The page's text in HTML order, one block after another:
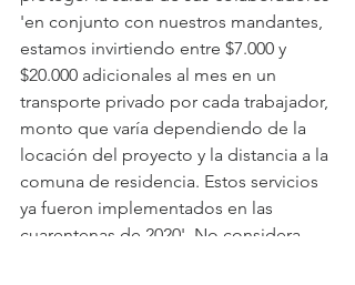
'en conjunto con nuestros mandantes,
estamos invirtiendo entre $7.000 y
$20.000 adicionales al mes en un
transporte privado por cada trabajador,
monto que varía dependiendo de la
locación del proyecto y la distancia a la
comuna de residencia. Estos servicios
ya fueron implementados en las
cuarentenas de 2020'. No considera